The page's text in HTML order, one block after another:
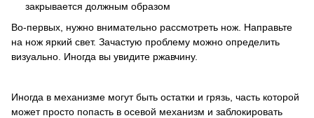
закрывается должным образом
Во-первых, нужно внимательно рассмотреть нож. Направьте
на нож яркий свет. Зачастую проблему можно определить
визуально. Иногда вы увидите ржавчину.
Иногда в механизме могут быть остатки и грязь, часть которой
может просто попасть в осевой механизм и заблокировать